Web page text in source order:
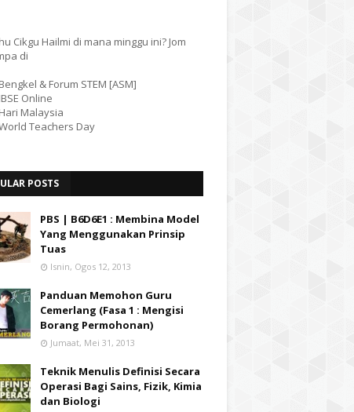
Cikgu Hailmi di mana minggu ini? Jom
di
& Forum STEM [ASM]
Online
Malaysia
Teachers Day
POSTS
PBS | B6D6E1 : Membina Model
Yang Menggunakan Prinsip
Tuas
Isnin, Ogos 12, 2013
Panduan Memohon Guru
Cemerlang (Fasa 1 : Mengisi
Borang Permohonan)
Jumaat, Mei 31, 2013
Teknik Menulis Definisi Secara
Operasi Bagi Sains, Fizik, Kimia
dan Biologi